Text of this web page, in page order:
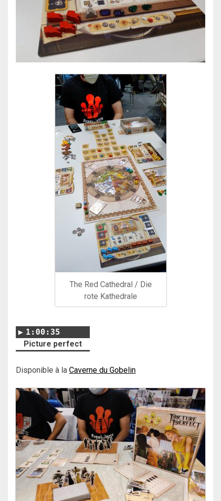
The Red Cathedral / Die
rote Kathedrale
1:00:35
Picture perfect
Disponible à la Caverne du Gobelin